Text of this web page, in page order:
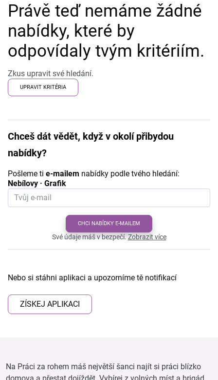
Právě teď nemáme žádné
nabídky, které by
odpovídaly tvým kritériím.
Zkus upravit své hledání.
UPRAVIT KRITÉRIA
Chceš dát vědět, když v okolí přibydou
nabídky?
Pošleme ti e-mailem nabídky podle tvého hledání:
Nebílovy · Grafik
CHCI NABÍDKY E-MAILEM
Své údaje máš v bezpečí.Zobrazit více
Nebo si stáhni aplikaci a upozorníme tě notifikací
ZÍSKEJ APLIKACI
Na Práci za rohem máš největší šanci najít si práci blízko
domova a přestat dojíždět. Vybírej z volných míst a brigád